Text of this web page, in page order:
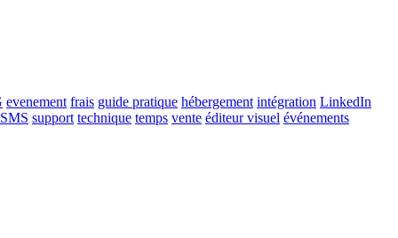
evenement frais guide pratique hébergement intégration LinkedIn
SMS support technique temps vente éditeur visuel événements